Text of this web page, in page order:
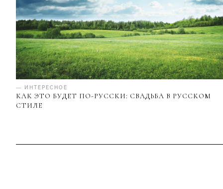
— ИНТЕРЕСНОЕ
КАК ЭТО БУДЕТ ПО-РУССКИ: СВАДЬБА В РУССКОМ
СТИЛЕ